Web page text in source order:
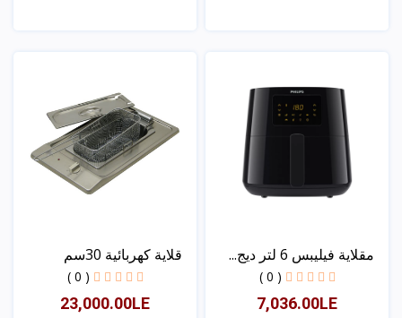
مقلاية فيليبس 6 لتر ديج...
( 0 )
7,036.00LE
قلاية كهربائية 30سم
( 0 )
23,000.00LE